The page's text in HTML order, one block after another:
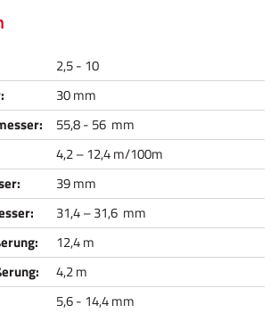
2,5 - 10
30 mm
55,8 - 56 mm
4,2 – 12,4 m/100m
39 mm
31,4 – 31,6 mm
12,4 m
4,2 m
5,6 - 14,4 mm